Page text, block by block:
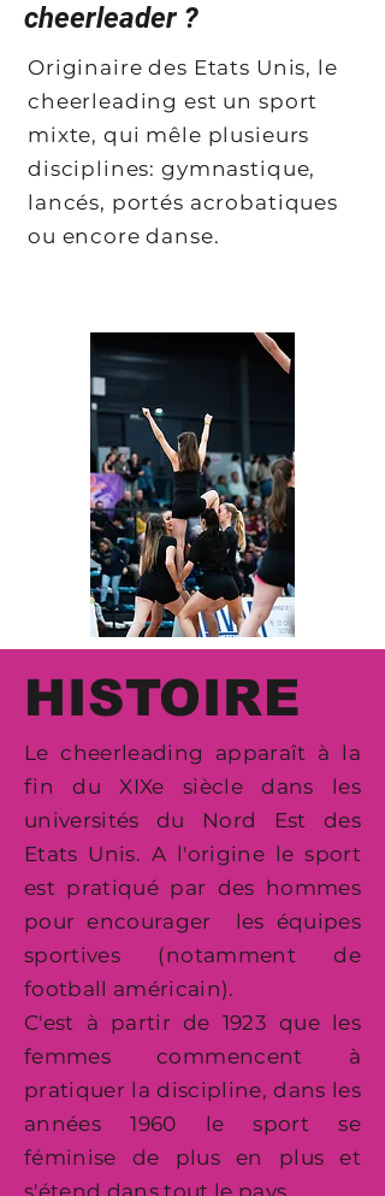
cheerleader ?
Originaire des Etats Unis, le
cheerleading est un sport
mixte, qui mêle plusieurs
disciplines: gymnastique,
lancés, portés acrobatiques
ou encore danse.
HISTOIRE
Le cheerleading apparaît à la
fin du XIXe siècle dans les
universités du Nord Est des
Etats Unis. A l'origine le sport
est pratiqué par des hommes
pour encourager les équipes
sportives (notamment de
football américain).
C'est à partir de 1923 que les
femmes commencent à
pratiquer la discipline, dans les
années 1960 le sport se
féminise de plus en plus et
s'étend dans tout le pays.